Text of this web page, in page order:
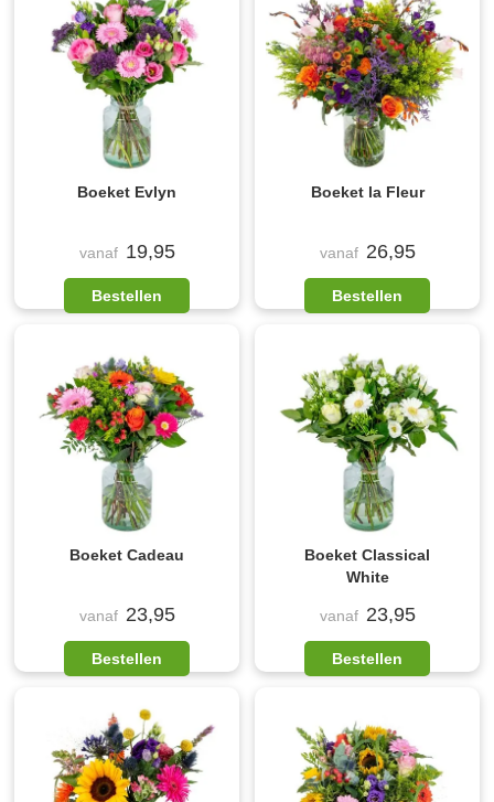
Boeket Evlyn
vanaf 19,95
Bestellen
Boeket la Fleur
vanaf 26,95
Bestellen
Boeket Cadeau
vanaf 23,95
Bestellen
Boeket Classical
White
vanaf 23,95
Bestellen